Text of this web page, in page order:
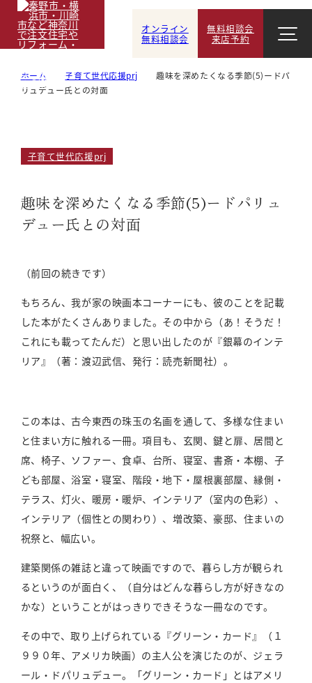
オンライン
無料相談会
無料相談会
来店予約
ホーム 子育て世代応援prj
趣味を深めたくなる季節(5)ードパ
リュデュー氏との対面
子育て世代応援prj
趣味を深めたくなる季節(5)ードパリュ
デュー氏との対面
（前回の続きです）
もちろん、我が家の映画本コーナーにも、彼のことを記載
した本がたくさんありました。その中から（あ！そうだ！
これにも載ってたんだ）と思い出したのが『銀幕のインテ
リア』（著：渡辺武信、発行：読売新聞社）。
この本は、古今東西の珠玉の名画を通して、多様な住まい
と住まい方に触れる一冊。項目も、玄関、鍵と扉、居間と
席、椅子、ソファー、食卓、台所、寝室、書斎・本棚、子
ども部屋、浴室・寝室、階段・地下・屋根裏部屋、縁側・
テラス、灯火、暖房・暖炉、インテリア（室内の色彩）、
インテリア（個性との関わり）、増改築、豪邸、住まいの
祝祭と、幅広い。
建築関係の雑誌と違って映画ですので、暮らし方が観られ
るというのが面白く、（自分はどんな暮らし方が好きなの
かな）ということがはっきりできそうな一冊なのです。
その中で、取り上げられている『グリーン・カード』（１
９９０年、アメリカ映画）の主人公を演じたのが、ジェラ
ール・ドパリュデュー。「グリーン・カード」とはアメリ